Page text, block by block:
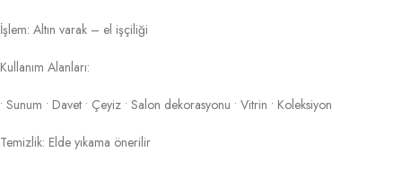
İşlem: Altın varak – el işçiliği
Kullanım Alanları:
• Sunum • Davet • Çeyiz • Salon dekorasyonu • Vitrin • Koleksiyon
Temizlik: Elde yıkama önerilir